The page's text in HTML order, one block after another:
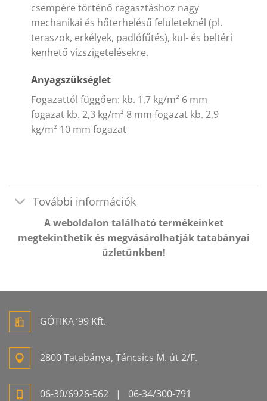
csempére történő ragasztáshoz nagy
mechanikai és hőterhelésű felületeknél (pl.
teraszok, erkélyek, padlófűtés), kül- és beltéri
kenhető vízszigetelésekre.
Anyagszükséglet
Fogazattól függően: kb. 1,7 kg/m² 6 mm
fogazat kb. 2,3 kg/m² 8 mm fogazat kb. 2,9
kg/m² 10 mm fogazat
További információk
A weboldalon található termékeinket
megtekinthetik és megvásárolhatják tatabányai
üzletünkben!
GÓTIKA ‘99 Kft.
2800 Tatabánya, Táncsics M. út 2/F.
06-30/6926-562 | 06-34/300-791